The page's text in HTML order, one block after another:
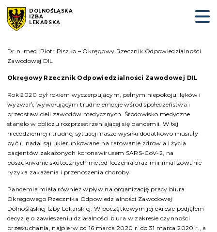
DOLNOŚLĄSKA
IZBA
LEKARSKA
Dr n. med. Piotr Piszko – Okręgowy Rzecznik Odpowiedzialności
Zawodowej DIL
Okręgowy Rzecznik Odpowiedzialności Zawodowej DIL
Rok 2020 był rokiem wyczerpującym, pełnym niepokoju, lęków i
wyzwań, wywołującym trudne emocje wśród społeczeństwa i
przedstawicieli zawodów medycznych. Środowisko medyczne
stanęło w obliczu rozprzestrzeniającej się pandemii. W tej
niecodziennej i trudnej sytuacji nasze wysiłki dodatkowo musiały
być (i nadal są) ukierunkowane na ratowanie zdrowia i życia
pacjentów zakażonych koronawirusem SARS-CoV-2, na
poszukiwanie skutecznych metod leczenia oraz minimalizowanie
ryzyka zakażenia i przenoszenia choroby.
Pandemia miała również wpływ na organizację pracy biura
Okręgowego Rzecznika Odpowiedzialności Zawodowej
Dolnośląskiej Izby Lekarskiej. W początkowym jej okresie podjąłem
decyzję o zawieszeniu działalności biura w zakresie czynności
przesłuchania, najpierw od 16 marca 2020 r. do 31 marca 2020 r., a